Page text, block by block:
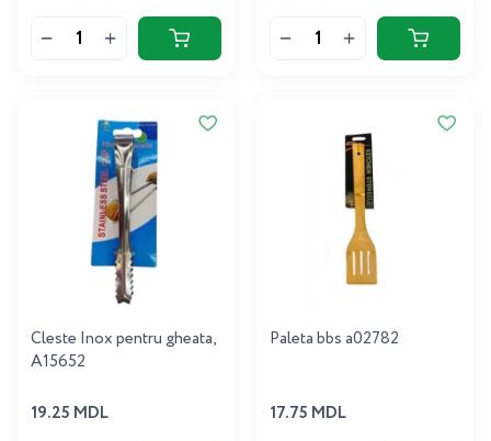
Cleste Inox pentru gheata,
A15652
19.25 MDL
Paleta bbs a02782
17.75 MDL